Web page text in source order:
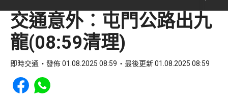
交通意外︰屯門公路出九
龍(08:59清理)
即時交通 發佈 01.08.2025 08:59 最後更新 01.08.2025 08:59
Share to Facebook
Share to WhatsApp